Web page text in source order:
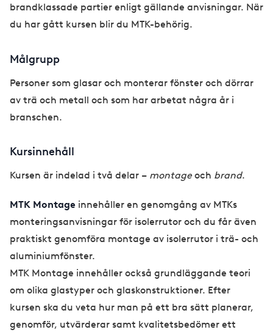
brandklassade partier enligt gällande anvisningar. När
du har gått kursen blir du MTK-behörig.
Målgrupp
Personer som glasar och monterar fönster och dörrar
av trä och metall och som har arbetat några år i
branschen.
Kursinnehåll
Kursen är indelad i två delar – montage och brand.
MTK Montage innehåller en genomgång av MTKs
monteringsanvisningar för isolerrutor och du får även
praktiskt genomföra montage av isolerrutor i trä- och
aluminiumfönster.
MTK Montage innehåller också grundläggande teori
om olika glastyper och glaskonstruktioner. Efter
kursen ska du veta hur man på ett bra sätt planerar,
genomför, utvärderar samt kvalitetsbedömer ett